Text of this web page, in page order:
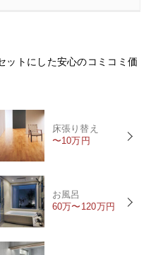
ットにした安心のコミコミ価
床張り替え
〜10万円
お風呂
60万〜120万円